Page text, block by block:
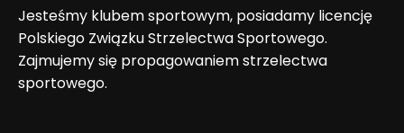
Jesteśmy klubem sportowym, posiadamy licencję
Polskiego Związku Strzelectwa Sportowego.
Zajmujemy się propagowaniem strzelectwa
sportowego.